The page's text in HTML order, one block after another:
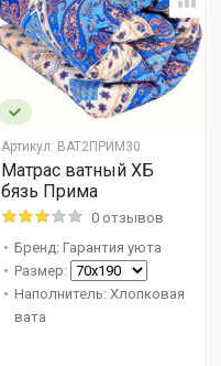
Артикул: ВАТ2ПРИМ30
Матрас ватный ХБ
бязь Прима
0 отзывов
Бренд: Гарантия уюта
Размер:
Наполнитель: Хлопковая
вата